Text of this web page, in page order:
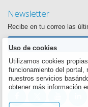
Newsletter
Recibe en tu correo las
Síguenos
Queremos estar siempre
Uso de cookies
Utilizamos cookies
funcionamiento del portal,
nuestros servicios
obtener más información